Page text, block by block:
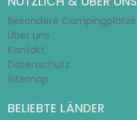
Besondere Campingplätze
Über uns
Kontakt
Datenschutz
Sitemap
BELIEBTE LÄNDER